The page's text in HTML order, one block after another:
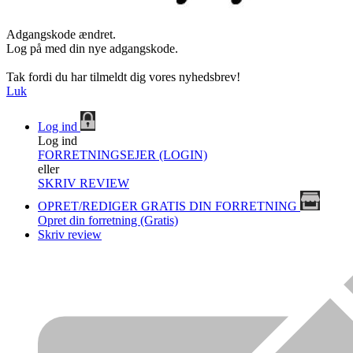
Adgangskode ændret.
Log på med din nye adgangskode.
Tak fordi du har tilmeldt dig vores nyhedsbrev!
Luk
Log ind
Log ind
FORRETNINGSEJER (LOGIN)
eller
SKRIV REVIEW
OPRET/REDIGER GRATIS DIN FORRETNING
Opret din forretning (Gratis)
Skriv review